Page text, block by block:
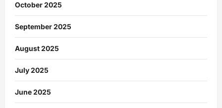
October 2025
September 2025
August 2025
July 2025
June 2025